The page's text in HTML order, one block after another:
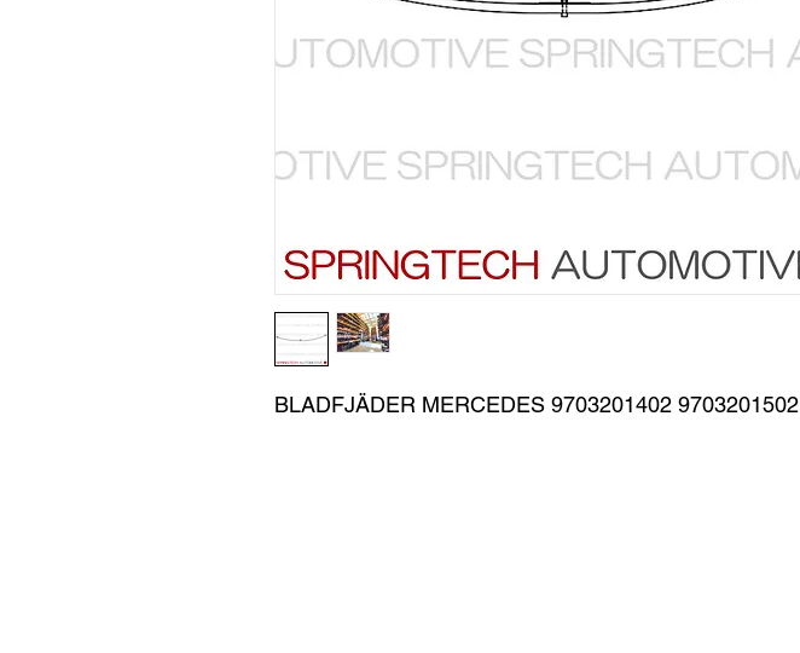
BLADFJÄDER MERCEDES 9703201402 9703201502